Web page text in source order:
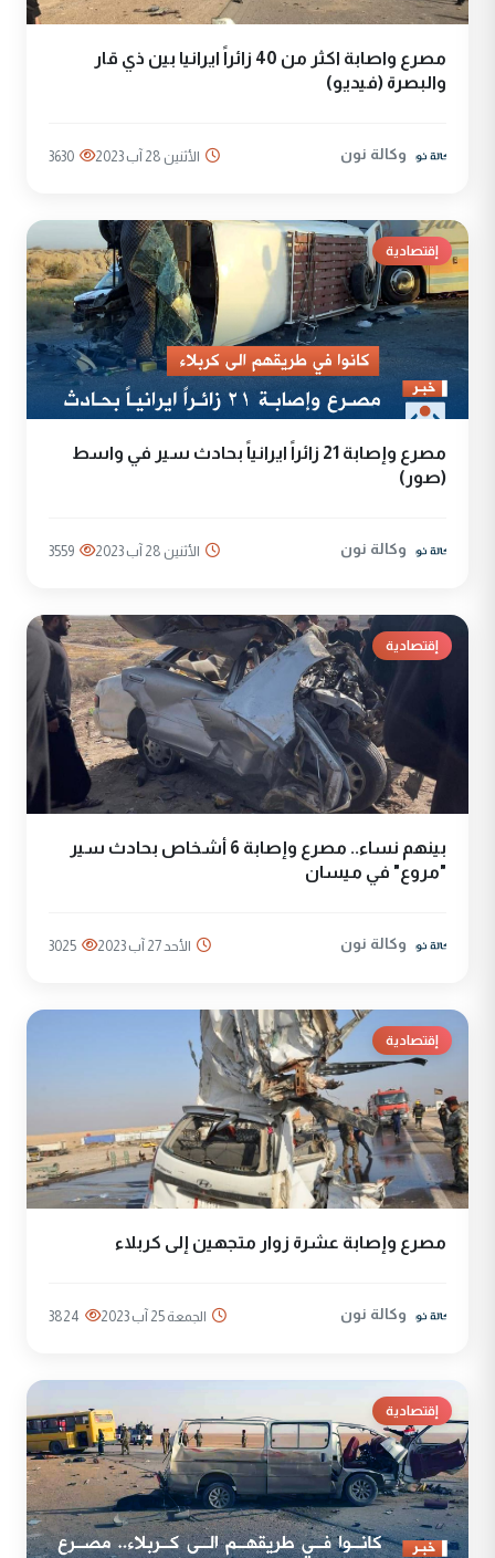
مصرع واصابة اكثر من 40 زائراً ايرانيا بين ذي قار
والبصرة (فيديو)
وكالة نون الأثنين 28 آب 2023 3630
إقتصادية
مصرع وإصابة 21 زائراً ايرانياً بحادث سير في واسط
(صور)
وكالة نون الأثنين 28 آب 2023 3559
إقتصادية
بينهم نساء.. مصرع وإصابة 6 أشخاص بحادث سير
"مروع" في ميسان
وكالة نون الأحد 27 آب 2023 3025
إقتصادية
مصرع وإصابة عشرة زوار متجهين إلى كربلاء
وكالة نون الجمعة 25 آب 2023 3824
إقتصادية